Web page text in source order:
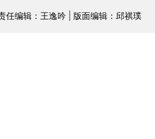
任编辑：王逸吟 | 版面编辑：邱祺璞